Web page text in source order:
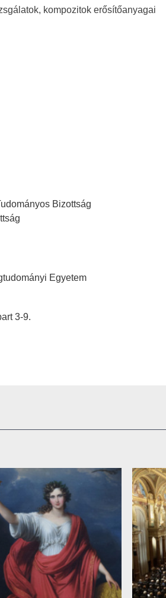
kompozitok erősítőanyagai
Bizottság
Egyetem
3-9.